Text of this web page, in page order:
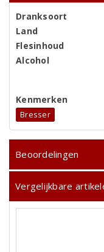
Dranksoort
Land
Flesinhoud
Alcohol
Kenmerken
Bresser
Beoordelingen
Vergelijkbare